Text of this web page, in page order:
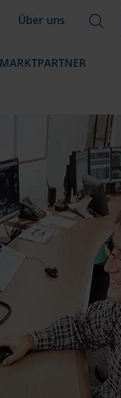
Über uns
Bitte
ein
MARKTPARTNER